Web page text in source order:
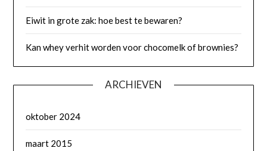
Eiwit in grote zak: hoe best te bewaren?
Kan whey verhit worden voor chocomelk of brownies?
ARCHIEVEN
oktober 2024
maart 2015